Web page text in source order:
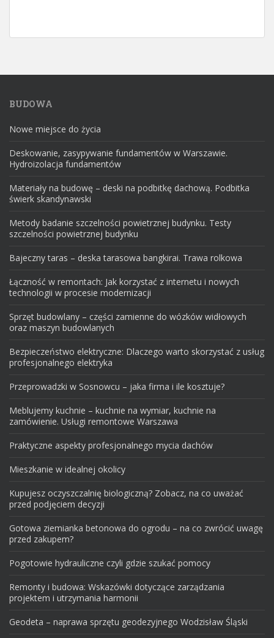
BUDOWA
Nowe miejsce do życia
Deskowanie, zasypywanie fundamentów w Warszawie.
Hydroizolacja fundamentów
Materiały na budowę – deski na podbitkę dachową. Podbitka
świerk skandynawski
Metody badanie szczelności powietrznej budynku. Testy
szczelności powietrznej budynku
Bajeczny taras – deska tarasowa bangkirai. Trawa rolkowa
Łączność w remontach: Jak korzystać z internetu i nowych
technologii w procesie modernizacji
Sprzęt budowlany – części zamienne do wózków widłowych
oraz maszyn budowlanych
Bezpieczeństwo elektryczne: Dlaczego warto skorzystać z usług
profesjonalnego elektryka
Przeprowadzki w Sosnowcu – jaka firma i ile kosztuje?
Meblujemy kuchnie – kuchnie na wymiar, kuchnie na
zamówienie. Usługi remontowe Warszawa
Praktyczne aspekty profesjonalnego mycia dachów
Mieszkanie w idealnej okolicy
Kupujesz oczyszczalnię biologiczną? Zobacz, na co uważać
przed podjęciem decyzji
Gotowa ziemianka betonowa do ogrodu – na co zwrócić uwagę
przed zakupem?
Pogotowie hydrauliczne czyli gdzie szukać pomocy
Remonty i budowa: Wskazówki dotyczące zarządzania
projektem i utrzymania harmonii
Geodeta – naprawa sprzętu geodezyjnego Wodzisław Śląski